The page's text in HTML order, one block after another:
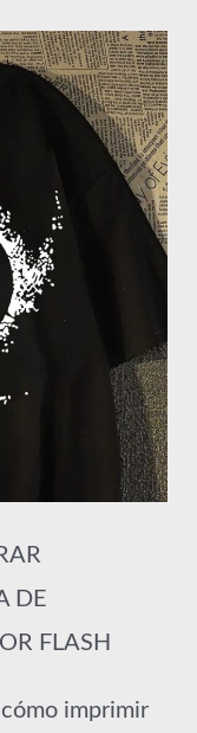
DE
FLASH
imprimir